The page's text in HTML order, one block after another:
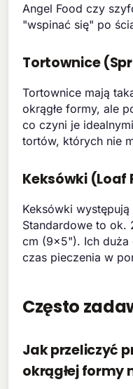
Angel Food czy
"wspinać się" po
Tortownice
Tortownice mają
okrągłe formy, ale
co czyni je
tortów, których nie
Keksówki (Loaf
Keksówki
Standardowe to ok.
cm (9x5"). Ich duża
czas pieczenia w
Często
Jak przeliczyć
okrągłej formy